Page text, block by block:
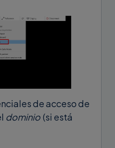
de acceso de
dominio (si está